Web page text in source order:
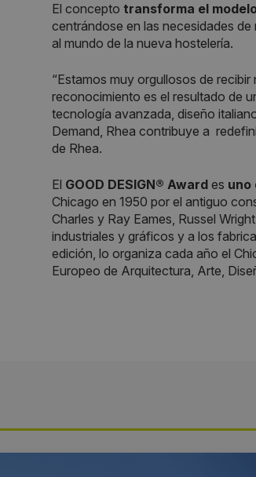
El concepto transforma el
centrándose en las necesidades
al mundo de la nueva hostelería.
“Estamos muy orgullosos de
reconocimiento es el resultado de
tecnología avanzada, diseño
Demand, Rhea contribuye a
de Rhea.
El GOOD DESIGN® Award es uno
Chicago en 1950 por el antiguo
Charles y Ray Eames, Russel
industriales y gráficos y a los
edición, lo organiza cada año el
Europeo de Arquitectura, Arte,